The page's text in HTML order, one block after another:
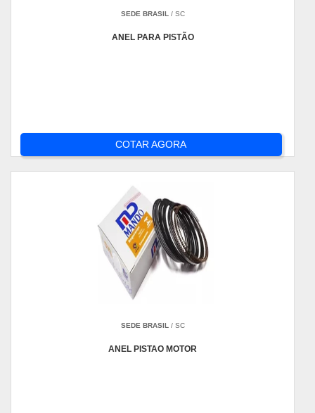
SEDE BRASIL / SC
ANEL PARA PISTÃO
COTAR AGORA
SEDE BRASIL / SC
ANEL PISTAO MOTOR